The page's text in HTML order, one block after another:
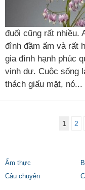
đuối cũng rất nhiều.
đình đầm ấm và rất
gia đình hạnh phúc
vinh dự. Cuộc sống
thách giấu mặt, nó...
1 2
Ẩm thực
Câu chuyện